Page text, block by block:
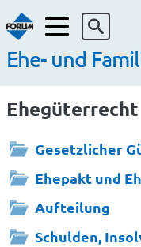
Menü
Ehe- und
Ehegüterrecht
Gesetzlicher
Ehepakt und
Aufteilung
Schulden,